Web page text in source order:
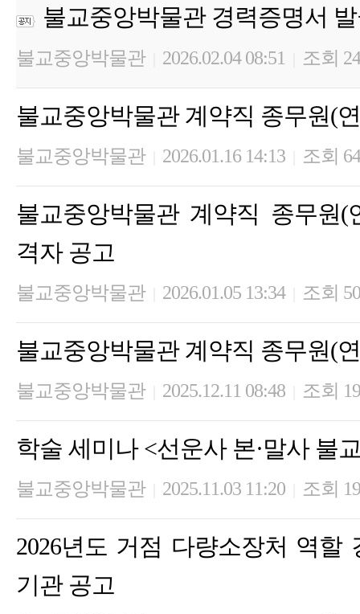
불교중앙박물관 경력증명서
불교중앙박물관 2026.02.04 08:51 조회
불교중앙박물관 계약직 종무원(
불교중앙박물관 2026.01.16 14:13 조회
불교중앙박물관 계약직 종무원(
격자 공고
불교중앙박물관 2026.01.05 13:34 조회
불교중앙박물관 계약직 종무원(
불교중앙박물관 2025.12.11 08:48 조회
학술 세미나 <선운사 본·말사 불
불교중앙박물관 2025.11.03 11:20 조회
2026년도 거점 다량소장처 역할
기관 공고